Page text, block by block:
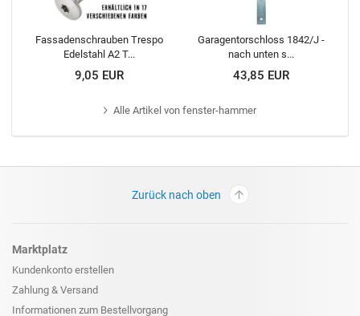
Fassadenschrauben Trespo
Edelstahl A2 T...
9,05 EUR
Garagentorschloss 1842/J -
nach unten s...
43,85 EUR
AlleArtikel von fenster-hammer
Zurück nach oben
Marktplatz
Kundenkonto erstellen
Zahlung & Versand
Informationen zum Bestellvorgang